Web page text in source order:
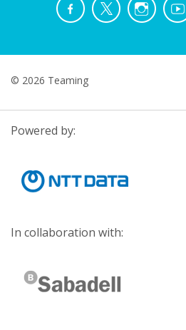
© 2026 Teaming
Powered by:
In collaboration with: